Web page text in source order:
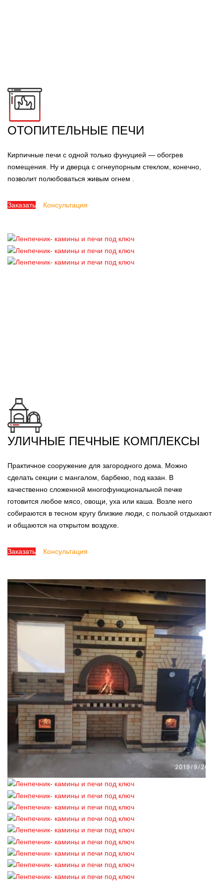
ОТОПИТЕЛЬНЫЕ ПЕЧИ
Кирпичные печи с одной только фунуцией — обогрев
помещения. Ну и дверца с огнеупорным стеклом, конечно,
позволит полюбоваться живым огнем .
Заказать Консультация
УЛИЧНЫЕ ПЕЧНЫЕ КОМПЛЕКСЫ
Практичное сооружение для загородного дома. Можно
сделать секции с мангалом, барбекю, под казан. В
качественно сложенной многофункциональной печке
готовится любое мясо, овощи, уха или каша. Возле него
собираются в тесном кругу близкие люди, с пользой отдыхают
и общаются на открытом воздухе.
Заказать Консультация